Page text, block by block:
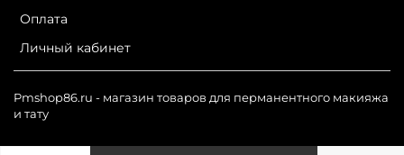
Оплата
Личный кабинет
Pmshop86.ru - магазин товаров для перманентного макияжа
и тату